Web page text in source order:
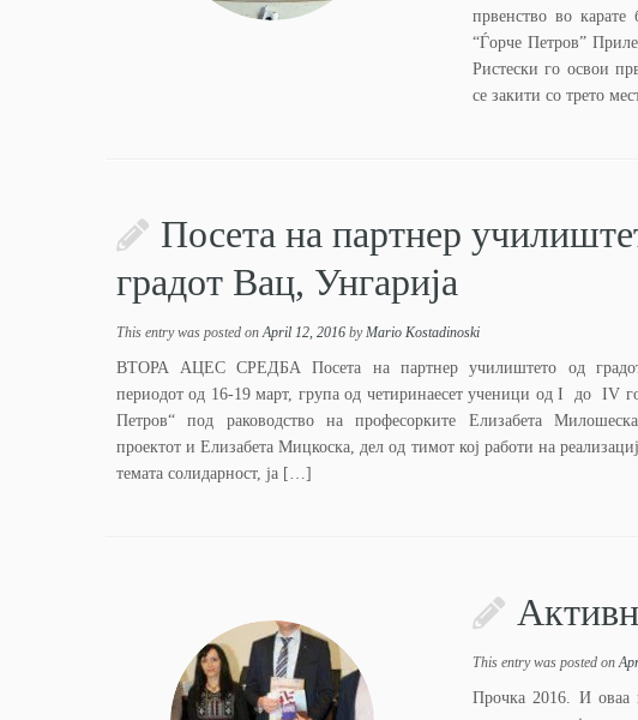
првенство во
“Ѓорче Петров”
Ристески го освои
се закити со трето
Посета на партнер
градот Вац, Унгарија
This entry was posted onApril 12, 2016 byMario Kostadinoski
ВТОРА АЦЕС СРЕДБА Посета на партнер училиштето од
периодот од 16-19 март, група од четиринаесет ученици од I до IV
Петров“ под раководство на професорките Елизабета
проектот и Елизабета Мицкоска, дел од тимот кој работи на
темата солидарност, ја […]
This entry was posted on
Прочка 2016. И оваа